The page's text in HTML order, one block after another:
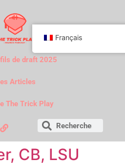
de draft 2025
Articles
The Trick Play
CB, LSU
Français